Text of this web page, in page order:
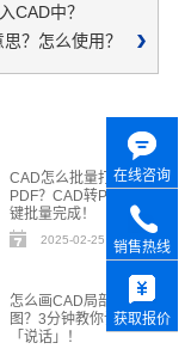
CAD中？
？怎么使用？
CAD怎么批量打印成
PDF？CAD转PDF一
键批量完成！
2025-02-25
怎么画CAD局部放大
图？3分钟教你让细节
「说话」！
在线咨询
销售热线
获取报价